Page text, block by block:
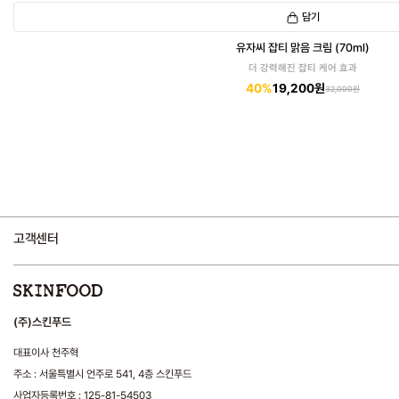
담기
유자씨 잡티 맑음 크림 (70ml)
더 강력해진 잡티 케어 효과
40%19,200원32,000원
고객센터
(주)스킨푸드
대표이사 천주혁
주소 : 서울특별시 언주로 541, 4층 스킨푸드
사업자등록번호 : 125-81-54503